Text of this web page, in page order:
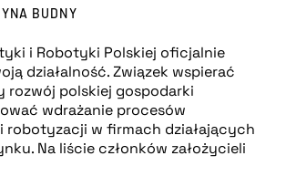
BUDNY
i Robotyki Polskiej oficjalnie
działalność. Związek wspierać
rozwój polskiej gospodarki
wdrażanie procesów
robotyzacji w firmach działających
Na liście członków założycieli